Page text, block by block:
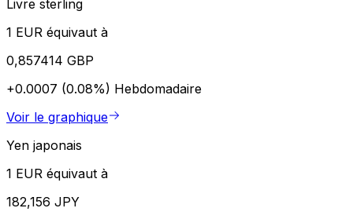
Livre sterling
1 EUR équivaut à
0,857414 GBP
+0.0007 (0.08%) Hebdomadaire
Voir le graphique
Yen japonais
1 EUR équivaut à
182,156 JPY